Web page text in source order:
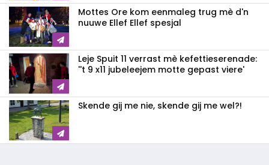
Mottes Ore kom eenmaleg trug mè d'n
nuuwe Ellef Ellef spesjal
Leje Spuit 11 verrast mè kefettieserenade:
''t 9 x11 jubeleejem motte gepast viere'
Skende gij me nie, skende gij me wel?!